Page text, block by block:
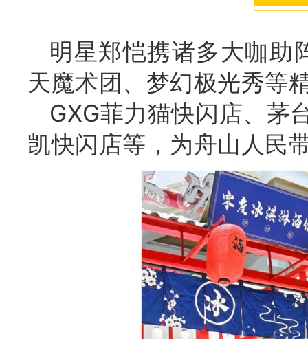
明星郑恺携诸多大咖助
天魔术团、梦幻极光秀等
GXG菲力猫快闪店、茅
凯快闪店等，为舟山人民